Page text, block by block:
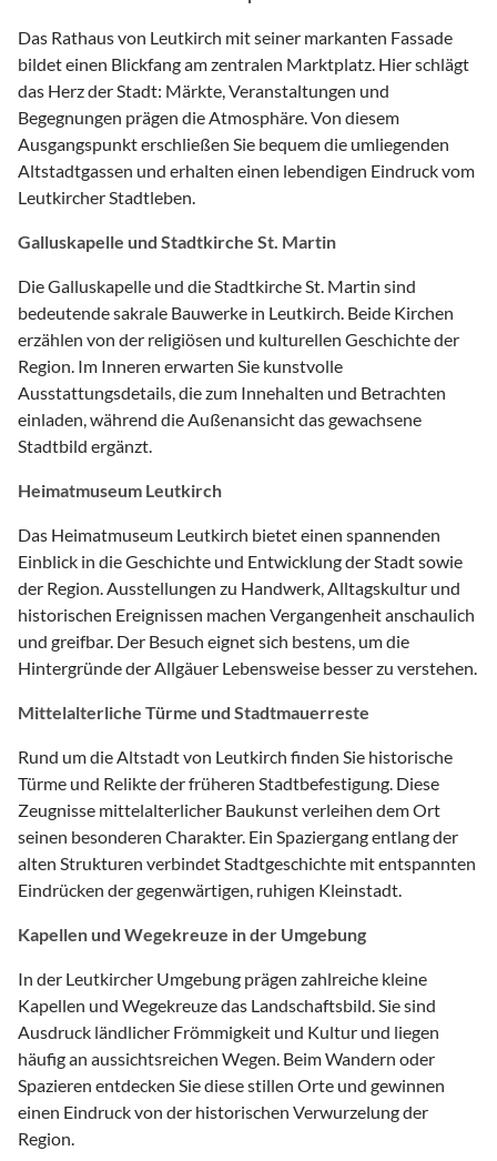
Das Rathaus von Leutkirch mit seiner markanten Fassade
bildet einen Blickfang am zentralen Marktplatz. Hier schlägt
das Herz der Stadt: Märkte, Veranstaltungen und
Begegnungen prägen die Atmosphäre. Von diesem
Ausgangspunkt erschließen Sie bequem die umliegenden
Altstadtgassen und erhalten einen lebendigen Eindruck vom
Leutkircher Stadtleben.
Galluskapelle und Stadtkirche St. Martin
Die Galluskapelle und die Stadtkirche St. Martin sind
bedeutende sakrale Bauwerke in Leutkirch. Beide Kirchen
erzählen von der religiösen und kulturellen Geschichte der
Region. Im Inneren erwarten Sie kunstvolle
Ausstattungsdetails, die zum Innehalten und Betrachten
einladen, während die Außenansicht das gewachsene
Stadtbild ergänzt.
Heimatmuseum Leutkirch
Das Heimatmuseum Leutkirch bietet einen spannenden
Einblick in die Geschichte und Entwicklung der Stadt sowie
der Region. Ausstellungen zu Handwerk, Alltagskultur und
historischen Ereignissen machen Vergangenheit anschaulich
und greifbar. Der Besuch eignet sich bestens, um die
Hintergründe der Allgäuer Lebensweise besser zu verstehen.
Mittelalterliche Türme und Stadtmauerreste
Rund um die Altstadt von Leutkirch finden Sie historische
Türme und Relikte der früheren Stadtbefestigung. Diese
Zeugnisse mittelalterlicher Baukunst verleihen dem Ort
seinen besonderen Charakter. Ein Spaziergang entlang der
alten Strukturen verbindet Stadtgeschichte mit entspannten
Eindrücken der gegenwärtigen, ruhigen Kleinstadt.
Kapellen und Wegekreuze in der Umgebung
In der Leutkircher Umgebung prägen zahlreiche kleine
Kapellen und Wegekreuze das Landschaftsbild. Sie sind
Ausdruck ländlicher Frömmigkeit und Kultur und liegen
häufig an aussichtsreichen Wegen. Beim Wandern oder
Spazieren entdecken Sie diese stillen Orte und gewinnen
einen Eindruck von der historischen Verwurzelung der
Region.